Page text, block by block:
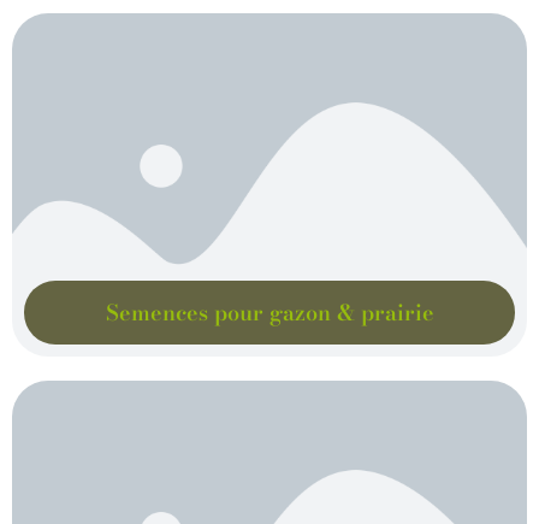
Semences pour gazon & prairie